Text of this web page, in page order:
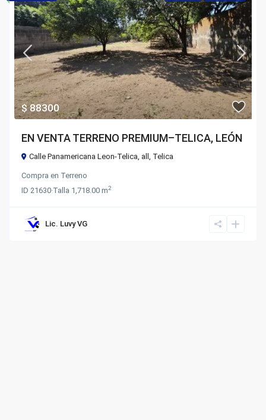
$ 88300
EN VENTA TERRENO PREMIUM–TELICA, LEÓN
Calle Panamericana Leon-Telica, all, Telica
Compra en Terreno
ID21630·Talla 1,718.00 m2
Lic. Luvy VG